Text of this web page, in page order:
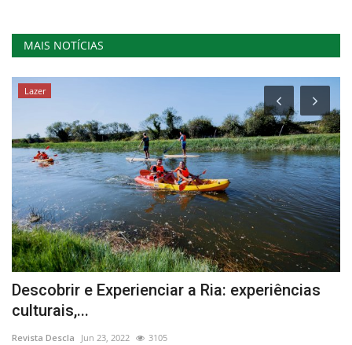
MAIS NOTÍCIAS
Lazer
Descobrir e Experienciar a Ria: experiências
culturais,...
Revista Descla Jun 23, 2022 3105